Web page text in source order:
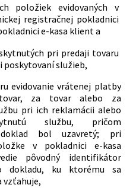
položiek evidovaných v
registračnej pokladnici
e-kasa klient a
pri predaji tovaru
poskytovaní služieb,
evidovanie vrátenej platby
za tovar alebo za
pri ich reklamácii alebo
službu, pričom
doklad bol uzavretý; pri
v pokladnici e-kasa
pôvodný identifikátor
dokladu, ku ktorému sa
vzťahuje,